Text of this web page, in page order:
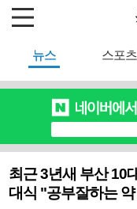
뉴스 스포츠
최근 3년새 부산 10
대식 "공부잘하는